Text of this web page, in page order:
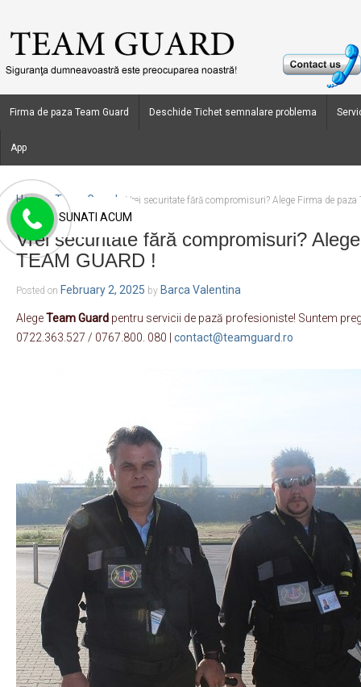
Firma de paza Team Guard Deschide Tichet semnalare problema
App
Home › Team Guard Vrei securitate fără compromisuri? Alege Firma de paza
Vrei securitate fără compromisuri?
TEAM GUARD !
Posted on February 2, 2025 by Barca Valentina
AlegeTeam Guard pentru servicii de pază profesioniste! Suntem
0722.363.527 / 0767.800. 080 | contact@teamguard.ro
SUNATI ACUM